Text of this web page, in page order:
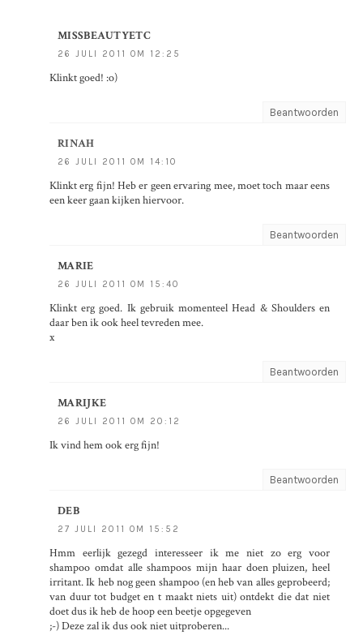
MISSBEAUTYETC
26 JULI 2011 OM 12:25
Klinkt goed! :o)
Beantwoorden
RINAH
26 JULI 2011 OM 14:10
Klinkt erg fijn! Heb er geen ervaring mee, moet toch maar eens
een keer gaan kijken hiervoor.
Beantwoorden
MARIE
26 JULI 2011 OM 15:40
Klinkt erg goed. Ik gebruik momenteel Head & Shoulders en
daar ben ik ook heel tevreden mee.
x
Beantwoorden
MARIJKE
26 JULI 2011 OM 20:12
Ik vind hem ook erg fijn!
Beantwoorden
DEB
27 JULI 2011 OM 15:52
Hmm eerlijk gezegd interesseer ik me niet zo erg voor
shampoo omdat alle shampoos mijn haar doen pluizen, heel
irritant. Ik heb nog geen shampoo (en heb van alles geprobeerd;
van duur tot budget en t maakt niets uit) ontdekt die dat niet
doet dus ik heb de hoop een beetje opgegeven
;-) Deze zal ik dus ook niet uitproberen...